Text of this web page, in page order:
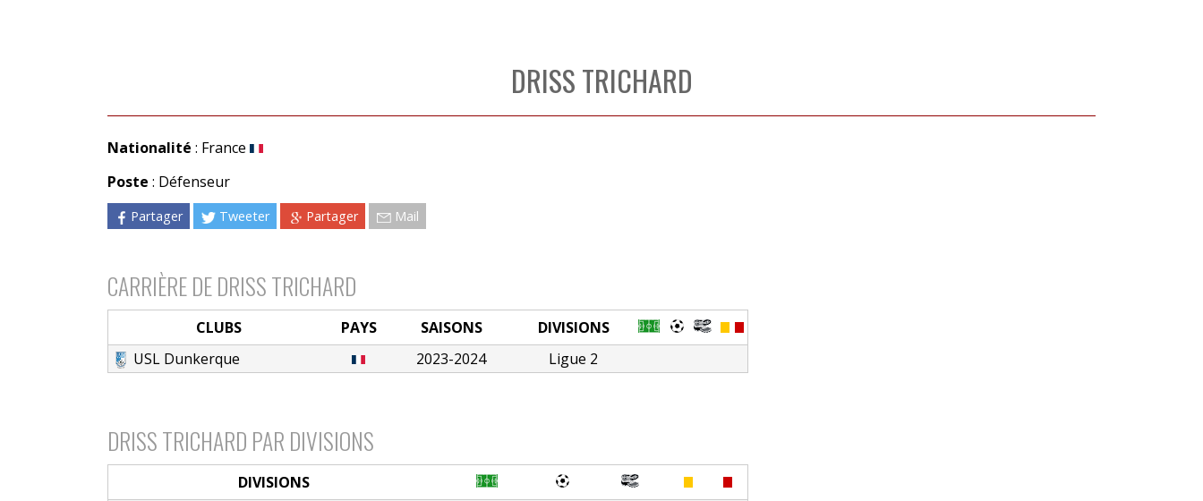
DRISS TRICHARD
Nationalité : France
Poste : Défenseur
Partager Tweeter Partager Mail
CARRIÈRE DE DRISS TRICHARD
CLUBS PAYS SAISONS
DIVISIONS
USL Dunkerque
2023-2024 Ligue 2
DRISS TRICHARD PAR DIVISIONS
DIVISIONS